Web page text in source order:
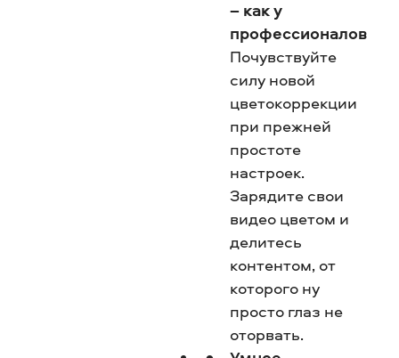
– как у
профессионалов
Почувствуйте
силу новой
цветокоррекции
при прежней
простоте
настроек.
Зарядите свои
видео цветом и
делитесь
контентом, от
которого ну
просто глаз не
оторвать.